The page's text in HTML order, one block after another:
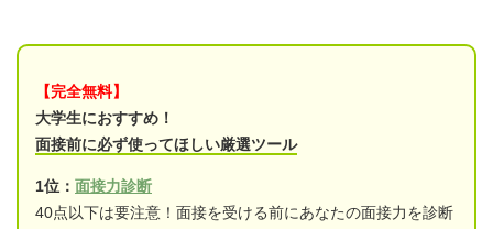
【完全無料】
大学生におすすめ！
面接前に必ず使ってほしい厳選ツール
1位： 面接力診断
40点以下は要注意！面接を受ける前にあなたの面接力を診断